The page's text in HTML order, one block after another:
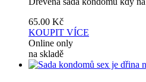
65.00 Kč
KOUPIT VÍCE
Online only
na skladě